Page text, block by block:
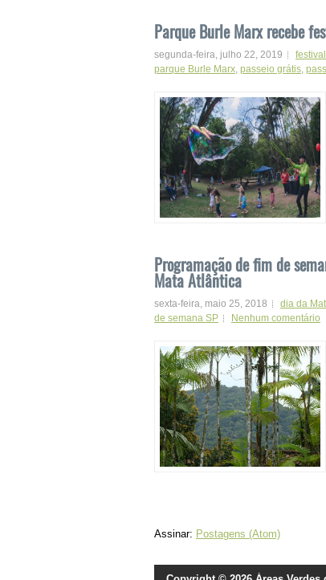
Parque Burle Marx recebe
segunda-feira, julho 22, 2019
parque Burle Marx passeio grátis
Programação de fim de
Mata Atlântica
sexta-feira, maio 25, 2018 dia da
de semana SP
Nenhum comentário
Assinar: Postagens (Atom)